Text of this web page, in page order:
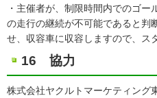
・主催者が、制限時間内でのゴ
の走行の継続が不可能であると判
せ、収容車に収容しますので、ス
16 協力
株式会社ヤクルトマーケティング